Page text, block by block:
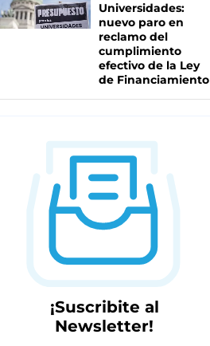
Universidades:
nuevo paro en
reclamo del
cumplimiento
efectivo de la Ley
de Financiamiento
¡Suscribite al
Newsletter!